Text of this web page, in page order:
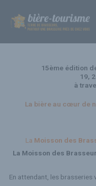
contenu
15ème édition
19,
à
La bière au cœur de
La Moisson des
La Moisson des
En attendant, les